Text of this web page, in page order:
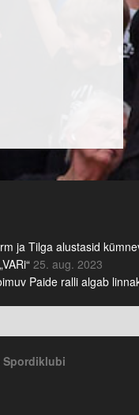
ja Tilga alustasid
25. aug. 2023
Paide ralli algab
Spordiklubi